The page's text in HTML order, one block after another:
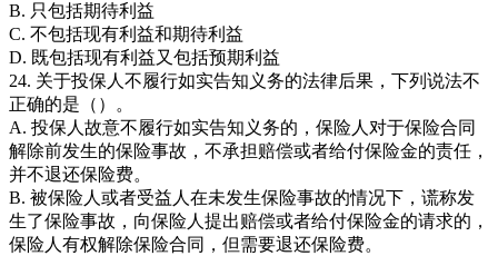
B. 只包括期待利益
C. 不包括现有利益和期待利益
D. 既包括现有利益又包括预期利益
24. 关于投保人不履行如实告知义务的法律后果，下列说法不
正确的是（）。
A. 投保人故意不履行如实告知义务的，保险人对于保险合同
解除前发生的保险事故，不承担赔偿或者给付保险金的责任，
并不退还保险费。
B. 被保险人或者受益人在未发生保险事故的情况下，谎称发
生了保险事故，向保险人提出赔偿或者给付保险金的请求的，
保险人有权解除保险合同，但需要退还保险费。